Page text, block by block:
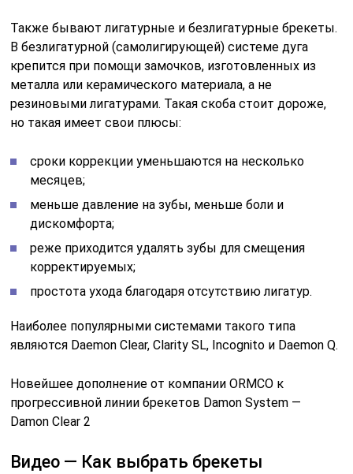
Также бывают лигатурные и безлигатурные брекеты.
В безлигатурной (самолигирующей) системе дуга
крепится при помощи замочков, изготовленных из
металла или керамического материала, а не
резиновыми лигатурами. Такая скоба стоит дороже,
но такая имеет свои плюсы:
сроки коррекции уменьшаются на несколько
месяцев;
меньше давление на зубы, меньше боли и
дискомфорта;
реже приходится удалять зубы для смещения
корректируемых;
простота ухода благодаря отсутствию лигатур.
Наиболее популярными системами такого типа
являются Daemon Clear, Clarity SL, Incognito и Daemon Q.
Новейшее дополнение от компании ORMCO к
прогрессивной линии брекетов Damon System —
Damon Clear 2
Видео — Как выбрать брекеты